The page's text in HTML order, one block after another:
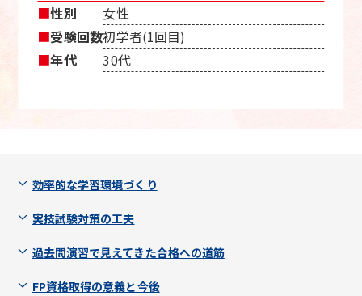
■性別
女性
■受験回数初学者(1回目)
■年代 30代
効率的な学習環境づくり
実技試験対策の工夫
過去問演習で見えてきた合格への道筋
FP資格取得の意義と今後